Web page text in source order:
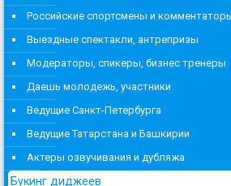
Российские спортсмены и
Выездные спектакли, антрепризы
Модераторы, спикеры, бизнес тренеры
Даешь молодежь, участники
Ведущие Санкт-Петербурга
Ведущие Татарстана и Башкирии
Актеры озвучивания и дубляжа
Букинг диджеев